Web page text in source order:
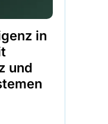
in
und